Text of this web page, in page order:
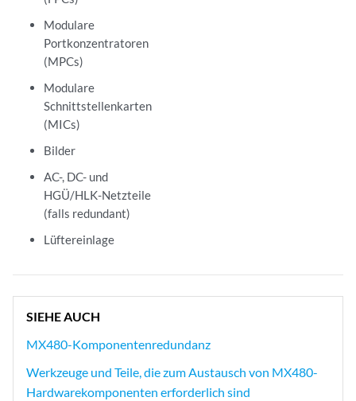
Modulare
Portkonzentratoren
(MPCs)
Modulare
Schnittstellenkarten
(MICs)
Bilder
AC-, DC- und
HGÜ/HLK-Netzteile
(falls redundant)
Lüftereinlage
SIEHE AUCH
MX480-Komponentenredundanz
Werkzeuge und Teile, die zum Austausch von MX480-
Hardwarekomponenten erforderlich sind